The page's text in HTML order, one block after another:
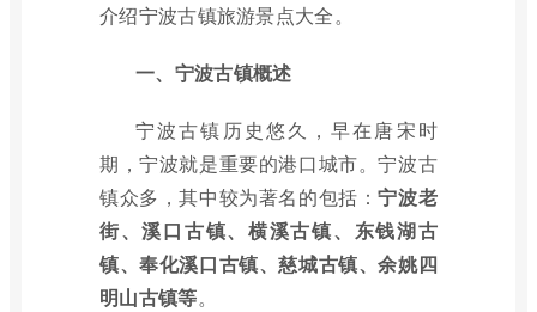
介绍宁波古镇旅游景点大全。
一、宁波古镇概述
宁波古镇历史悠久，早在唐宋时
期，宁波就是重要的港口城市。宁波古
镇众多，其中较为著名的包括：宁波老
街、溪口古镇、横溪古镇、东钱湖古
镇、奉化溪口古镇、慈城古镇、余姚四
明山古镇等。